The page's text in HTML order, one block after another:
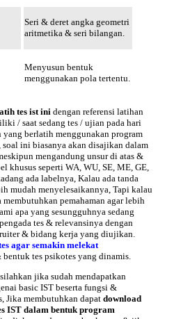
Seri & deret angka geometri
aritmetika & seri bilangan.
Menyusun bentuk
menggunakan pola tertentu.
tes istini dengan referensi latihan
/ saat sedang tes / ujian pada hari
yang berlatih menggunakan program
soal ini biasanya akan disajikan dalam
mengandung unsur di atas &
khusus seperti WA, WU, SE, ME, GE,
ada labelnya, Kalau ada tanda
mudah menyelesaikannya, Tapi kalau
pemahaman agar lebih
apa yang sesungguhnya sedang
tes & relevansinya dengan
& bidang kerja yang diujikan.
agar semakin melekat
tes psikotes yang dinamis.
jika sudah mendapatkan
basic IST beserta fungsi &
Jika membutuhkan dapatdownload
IST dalam bentuk program